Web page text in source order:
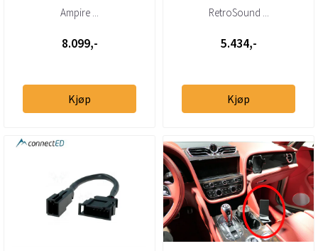
integrering
Ampire ...
8.099,-
Kjøp
Prix DAB+ radio BT/AUX
RetroSound ...
5.434,-
Kjøp